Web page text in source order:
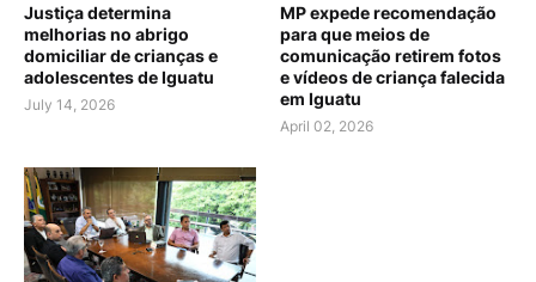
Justiça determina
melhorias no abrigo
domiciliar de crianças e
adolescentes de Iguatu
July 14, 2026
MP expede recomendação
para que meios de
comunicação retirem fotos
e vídeos de criança falecida
em Iguatu
April 02, 2026